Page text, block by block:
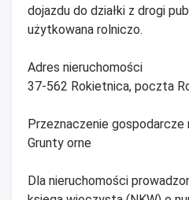
dojazdu do działki z drogi
użytkowana rolniczo.
Adres nieruchomości
37-562 Rokietnica, poczta
Przeznaczenie gospodarcze
Grunty orne
Dla nieruchomości